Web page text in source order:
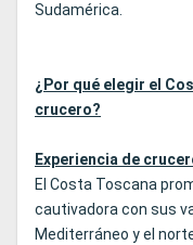
Sudamérica.
¿Por qué elegir el
crucero?
Experiencia de
El Costa Toscana
cautivadora con sus
Mediterráneo y el